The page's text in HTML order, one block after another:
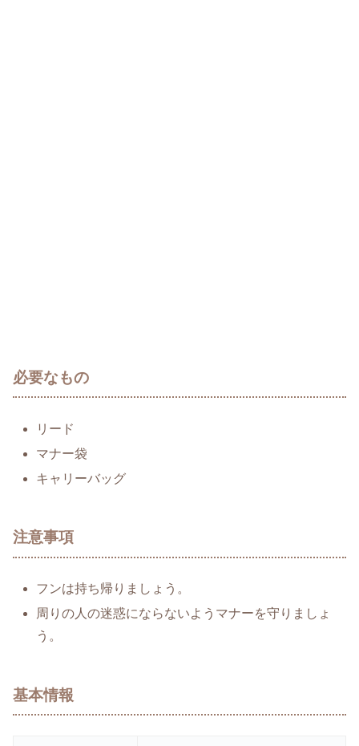
必要なもの
リード
マナー袋
キャリーバッグ
注意事項
フンは持ち帰りましょう。
周りの人の迷惑にならないようマナーを守りましょ
う。
基本情報